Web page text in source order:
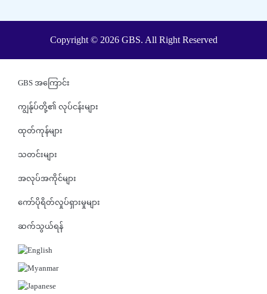
Copyright © 2026 GBS. All Right Reserved
GBS အကြောင်း
ကျွန်ုပ်တို့၏ လုပ်ငန်းများ
ထုတ်ကုန်များ
သတင်းများ
အလုပ်အကိုင်များ
ကော်ပိုရိတ်လှုပ်ရှားမှုများ
ဆက်သွယ်ရန်